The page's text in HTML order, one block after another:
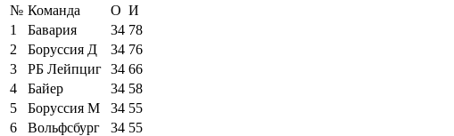
№ Команда О И
1
Бавария 34 78
2
Боруссия Д 34 76
3
РБ Лейпциг 34 66
4
Байер 34 58
5
Боруссия М 34 55
6
Вольфсбург 34 55